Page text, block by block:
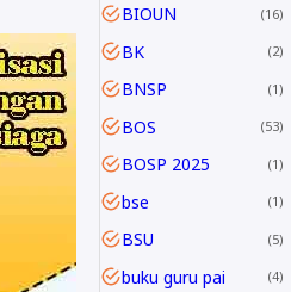
BIOUN 16
BK 2
BNSP 1
BOS 53
BOSP 2025 1
bse 1
BSU 5
buku guru pai 4